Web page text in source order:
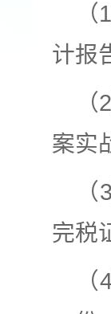
计报
案实
完税